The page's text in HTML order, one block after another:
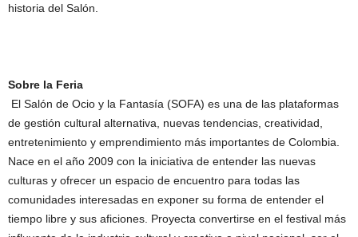
historia del Salón.
Sobre la Feria
El Salón de Ocio y la Fantasía (SOFA) es una de las plataformas
de gestión cultural alternativa, nuevas tendencias, creatividad,
entretenimiento y emprendimiento más importantes de Colombia.
Nace en el año 2009 con la iniciativa de entender las nuevas
culturas y ofrecer un espacio de encuentro para todas las
comunidades interesadas en exponer su forma de entender el
tiempo libre y sus aficiones. Proyecta convertirse en el festival más